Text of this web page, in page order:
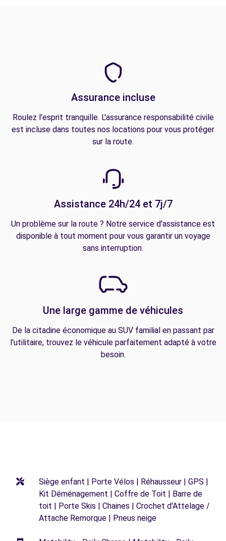
Assurance incluse
Roulez l'esprit tranquille. L'assurance responsabilité civile
est incluse dans toutes nos locations pour vous protéger
sur la route.
Assistance 24h/24 et 7j/7
Un problème sur la route ? Notre service d'assistance est
disponible à tout moment pour vous garantir un voyage
sans interruption.
Une large gamme de véhicules
De la citadine économique au SUV familial en passant par
l'utilitaire, trouvez le véhicule parfaitement adapté à votre
besoin.
Siège enfant | Porte Vélos | Réhausseur | GPS |
Kit Déménagement | Coffre de Toit | Barre de
toit | Porte Skis | Chaines | Crochet d'Attelage /
Attache Remorque | Pneus neige